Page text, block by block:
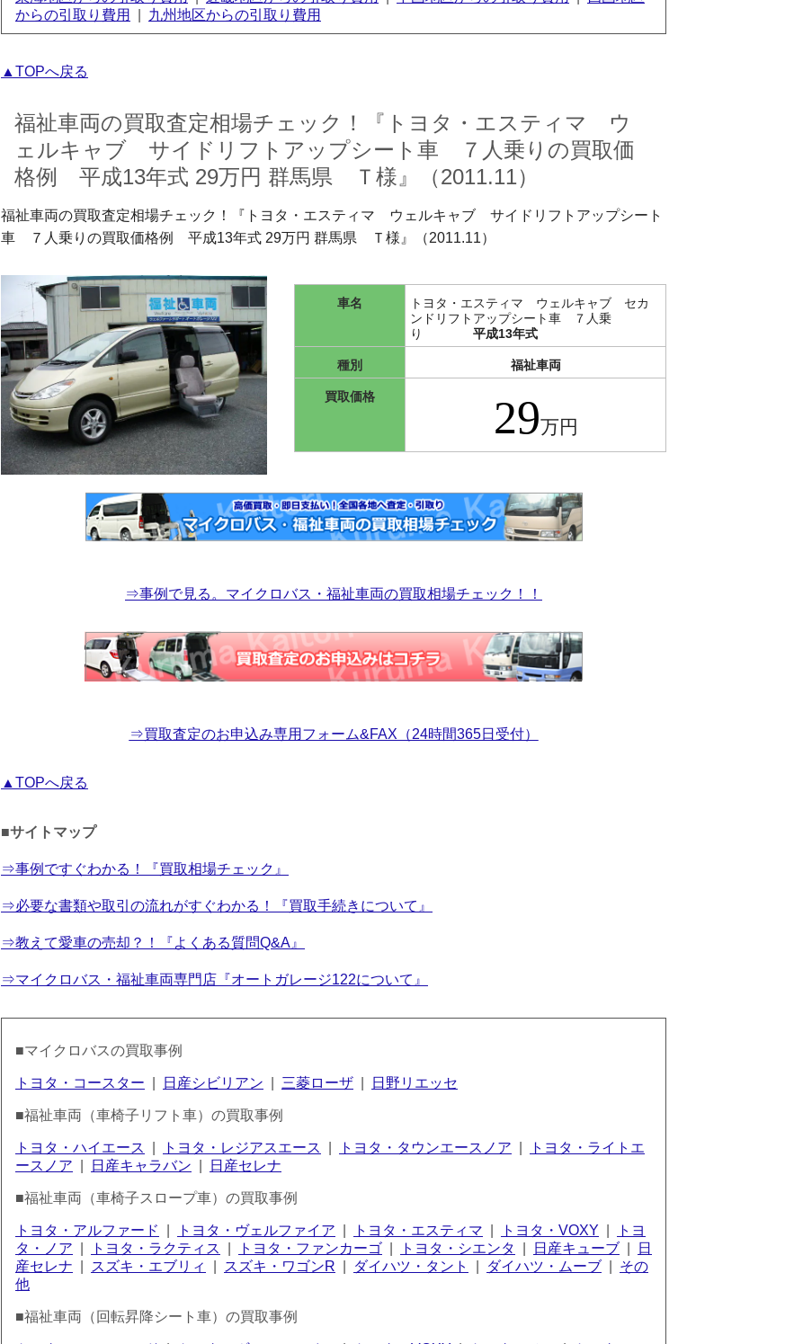
からの引取り費用
九州地区からの引取り費用
▲TOPへ戻る
福祉車両の買取査定相場チェック！『トヨタ・エスティマ ウ
ェルキャブ サイドリフトアップシート車 ７人乗りの買取価
格例 平成13年式 29万円 群馬県 Ｔ様』（2011.11）
福祉車両の買取査定相場チェック！『トヨタ・エスティマ ウェルキャブ サイドリフトアップシート
車 ７人乗りの買取価格例 平成13年式 29万円 群馬県 Ｔ様』（2011.11）
車名
トヨタ・エスティマ ウェルキャブ セカ
ンドリフトアップシート車 ７人乗
り 平成13年式
種別 福祉車両
買取価格 29万円
⇒事例で見る。マイクロバス・福祉車両の買取相場チェック！！
⇒買取査定のお申込み専用フォーム&FAX（24時間365日受付）
▲TOPへ戻る
■サイトマップ
⇒事例ですぐわかる！『買取相場チェック』
⇒必要な書類や取引の流れがすぐわかる！『買取手続きについて』
⇒教えて愛車の売却？！『よくある質問Q&A』
⇒マイクロバス・福祉車両専門店『オートガレージ122について』
■マイクロバスの買取事例
トヨタ・コースター 日産シビリアン 三菱ローザ 日野リエッセ
■福祉車両（車椅子リフト車）の買取事例
トヨタ・ハイエース トヨタ・レジアスエース トヨタ・タウンエースノア
トヨタ・ライトエ
ースノア
日産キャラバン 日産セレナ
■福祉車両（車椅子スロープ車）の買取事例
トヨタ・アルファード トヨタ・ヴェルファイア トヨタ・エスティマ トヨタ・VOXY
トヨ
タ・ノア
トヨタ・ラクティス トヨタ・ファンカーゴ トヨタ・シエンタ 日産キューブ
日
産セレナ
スズキ・エブリィ スズキ・ワゴンR ダイハツ・タント ダイハツ・ムーブ
その
他
■福祉車両（回転昇降シート車）の買取事例